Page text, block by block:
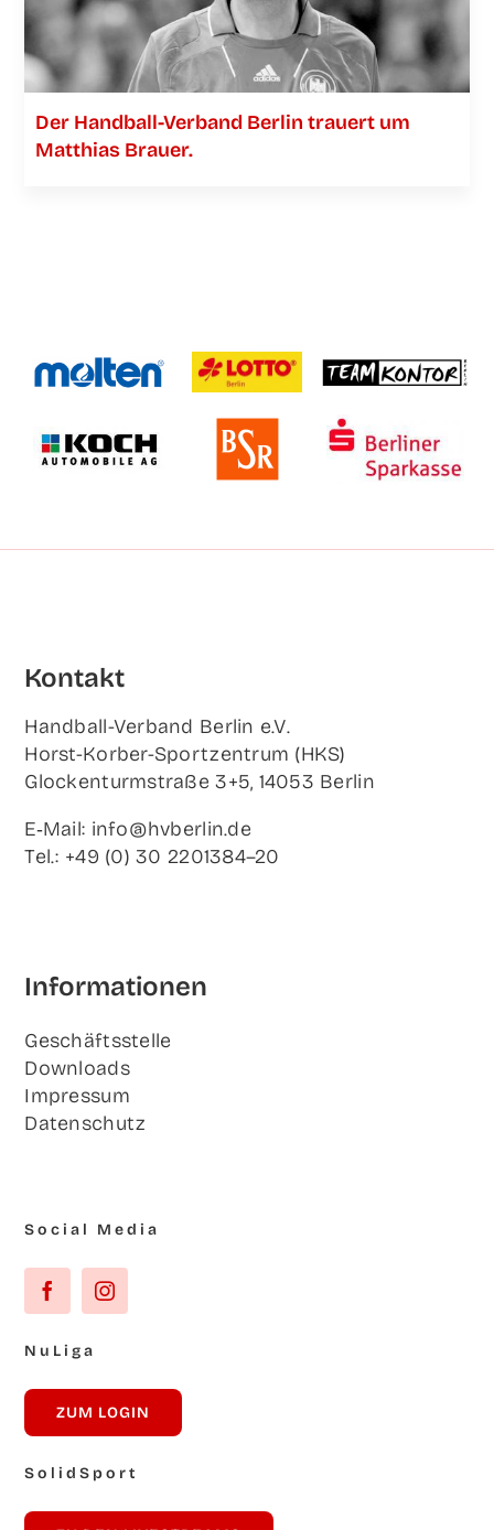
Der Han­­d­­­ball-Ver­­­­­band Ber­lin trau­ert um
Mat­thi­as Brauer.
Kon­takt
Hand­ball-Ver­band Ber­lin e.V.
Horst-Korb­er-Sport­zen­trum (HKS)
Glo­cken­turm­stra­ße 3+5, 14053 Berlin
E‑Mail: info@hvberlin.de
Tel.: +49 (0) 30 2201384–20
Infor­ma­tio­nen
Geschäfts­stel­le
Down­loads
Impres­sum
Daten­schutz
Social Media
NuLi­ga
ZUM LOG­IN
Solid­Sport